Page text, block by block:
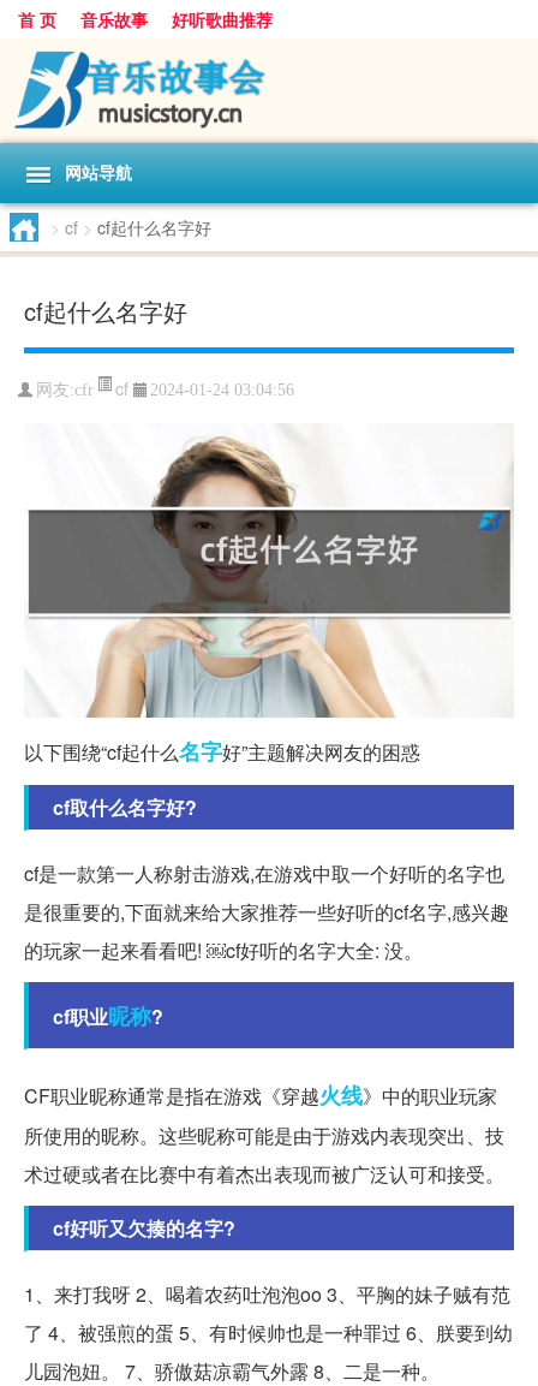
首 页 音乐故事 好听歌曲推荐
网站导航
> cf > cf起什么名字好
cf起什么名字好
网友:cfr cf 2024-01-24 03:04:56
以下围绕“cf起什么名字好”主题解决网友的困惑
cf取什么名字好?
cf是一款第一人称射击游戏,在游戏中取一个好听的名字也
是很重要的,下面就来给大家推荐一些好听的cf名字,感兴趣
的玩家一起来看看吧! ￼cf好听的名字大全: 没。
cf职业昵称?
CF职业昵称通常是指在游戏《穿越火线》中的职业玩家
所使用的昵称。这些昵称可能是由于游戏内表现突出、技
术过硬或者在比赛中有着杰出表现而被广泛认可和接受。
cf好听又欠揍的名字?
1、来打我呀 2、喝着农药吐泡泡οo 3、平胸的妹子贼有范
了 4、被强煎的蛋 5、有时候帅也是一种罪过 6、朕要到幼
儿园泡妞。 7、骄傲菇凉霸气外露 8、二是一种。